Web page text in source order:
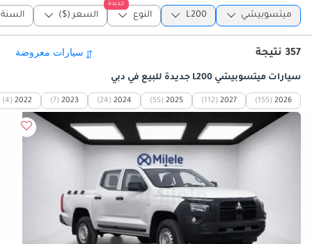
ميتسوبيشي L200
جديدة
النوع السعر ($) السنة
357 نتيجة
سيارات ميتسوبيشي L200 جديدة للبيع في دبي
2026
(155)
2027
(112)
2025
(55)
2024
(24)
2023
(7)
2022
(4)